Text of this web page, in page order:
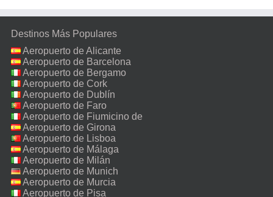
Destinos Más Populares
Aeropuerto de Alicante
Aeropuerto de Barcelona
Aeropuerto de Bergamo
Aeropuerto de Cork
Aeropuerto de Dublín
Aeropuerto de Faro
Aeropuerto de Fiumicino de
Roma
Aeropuerto de Girona
Aeropuerto de Lisboa
Aeropuerto de Málaga
Aeropuerto de Milán
Malpensa
Aeropuerto de Munich
Aeropuerto de Murcia
Aeropuerto de Pisa